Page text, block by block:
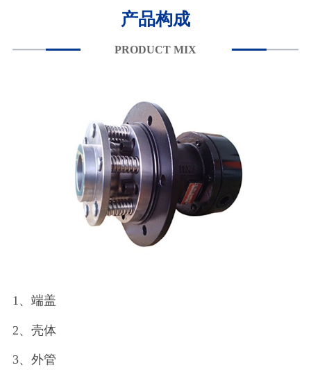
产品构成
PRODUCT MIX
1、端盖
2、壳体
3、外管